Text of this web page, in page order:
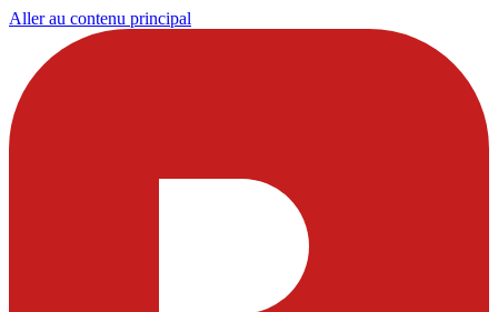
Aller au contenu principal